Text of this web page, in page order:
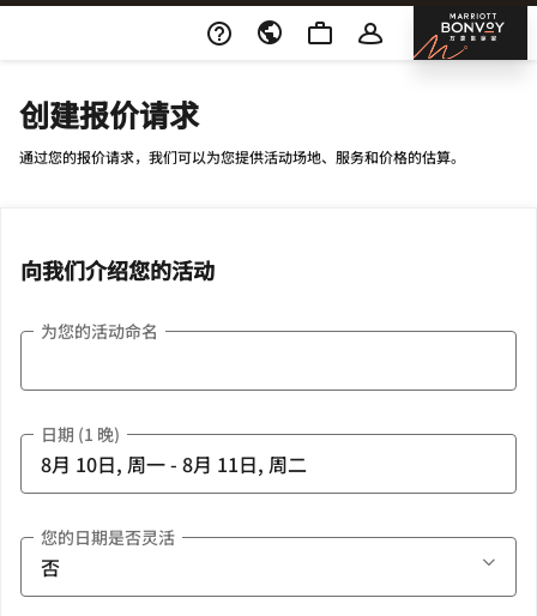
Skip To Content 邦
创建报价请求
通过您的报价请求，我们可以为您提供活动场地、服务和价格的估算。
向我们介绍您的活动
为您的活动命名
日期 (1 晚)
您的日期是否灵活